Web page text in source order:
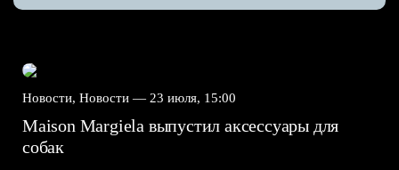
Новости, Новости — 23 июля, 15:00
Maison Margiela выпустил аксессуары для
собак